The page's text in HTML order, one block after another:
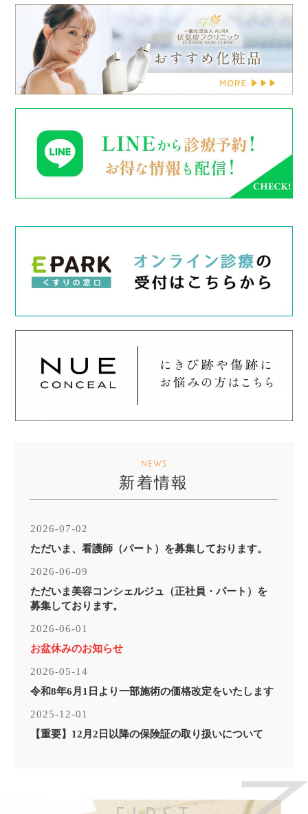
NEWS
新着情報
2026-07-02
ただいま、看護師（パート）を募集しております。
2026-06-09
ただいま美容コンシェルジュ（正社員・パート）を
募集しております。
2026-06-01
お盆休みのお知らせ
2026-05-14
令和8年6月1日より一部施術の価格改定をいたします
2025-12-01
【重要】12月2日以降の保険証の取り扱いについて